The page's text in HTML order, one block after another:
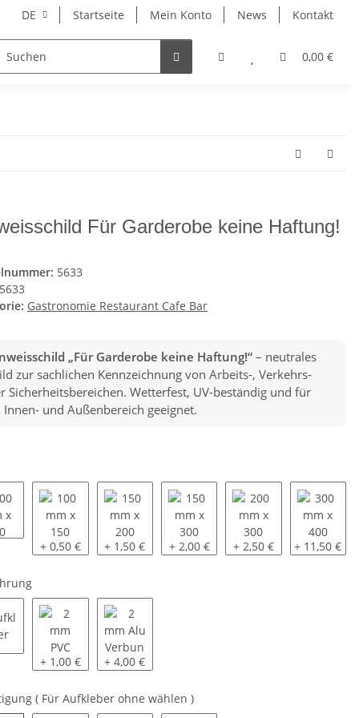
DE Startseite Mein Konto News Kontakt
0,00 €
Kunstdruck Wandtattoos
Für Garderobe keine Haftung!
5633
5633
Gastronomie Restaurant Cafe Bar
„Für Garderobe keine Haftung!“ – neutrales
zur sachlichen Kennzeichnung von Arbeits-, Verkehrs-
Sicherheitsbereichen. Wetterfest, UV-beständig und für
Innen- und Außenbereich geeignet.
100 mm x 100 mm
100 mm x 150 mm
+ 0,50 € 150 mm x 200 mm
+ 1,50 € 150 mm x 300 mm
+ 2,00 € 200 mm x 300 mm
+ 2,50 € 300 mm x
+ 11,50 €
Aufkleber2 mm PVC Hartschaumplatte
+ 1,00 € 2 mm Alu Verbundplatte
+ 4,00 €
( Für Aufkleber ohne wählen )